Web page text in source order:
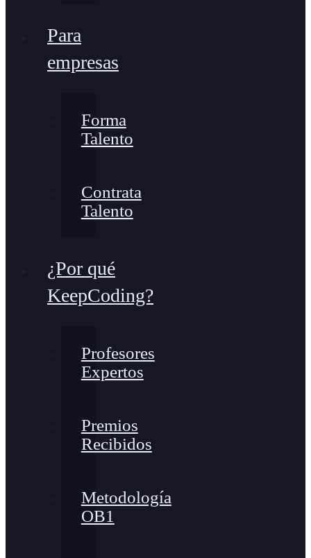
Para
empresas
Forma
Talento
Contrata
Talento
¿Por qué
KeepCoding?
Profesores
Expertos
Premios
Recibidos
Metodología
OB1